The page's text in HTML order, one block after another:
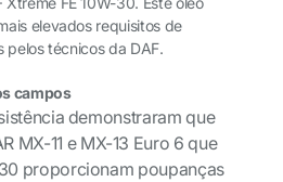
elevados requisitos de
pelos técnicos da DAF.
campos
demonstraram que
MX-11 e MX-13 Euro 6 que
proporcionam poupanças